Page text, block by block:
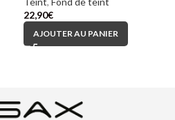
22,90€
AJOUTER AU PANIER